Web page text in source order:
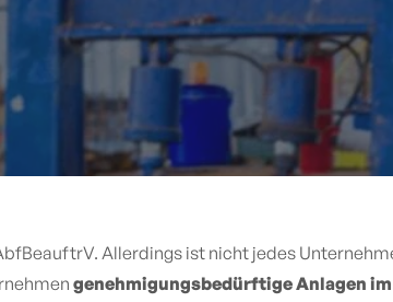
Allerdings ist nicht jedes
genehmigungsbedürftige Anlagen im